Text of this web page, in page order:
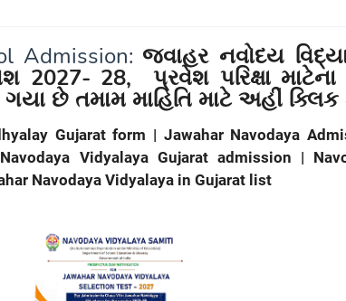
Admission: જવાહર નવોદય
2027- 28, પ્રવેશ પરિક્ષા માટેના
છે તમામ માહિતિ માટે અહીં ક્લિક
Gujarat form | Jawahar Navodaya
Vidyalaya Gujarat admission |
Navodaya Vidyalaya in Gujarat list